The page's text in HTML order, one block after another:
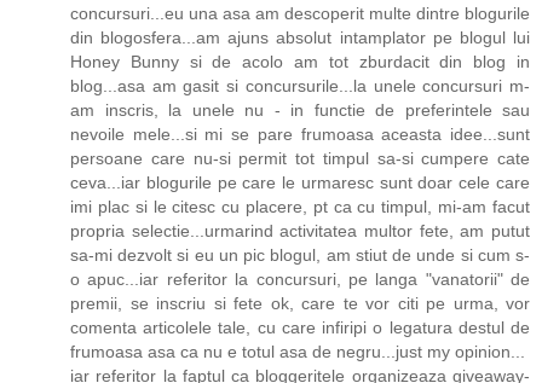
concursuri...eu una asa am descoperit multe dintre blogurile
din blogosfera...am ajuns absolut intamplator pe blogul lui
Honey Bunny si de acolo am tot zburdacit din blog in
blog...asa am gasit si concursurile...la unele concursuri m-
am inscris, la unele nu - in functie de preferintele sau
nevoile mele...si mi se pare frumoasa aceasta idee...sunt
persoane care nu-si permit tot timpul sa-si cumpere cate
ceva...iar blogurile pe care le urmaresc sunt doar cele care
imi plac si le citesc cu placere, pt ca cu timpul, mi-am facut
propria selectie...urmarind activitatea multor fete, am putut
sa-mi dezvolt si eu un pic blogul, am stiut de unde si cum s-
o apuc...iar referitor la concursuri, pe langa "vanatorii" de
premii, se inscriu si fete ok, care te vor citi pe urma, vor
comenta articolele tale, cu care infiripi o legatura destul de
frumoasa asa ca nu e totul asa de negru...just my opinion...
iar referitor la faptul ca bloggeritele organizeaza giveaway-